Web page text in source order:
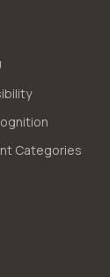
Categories